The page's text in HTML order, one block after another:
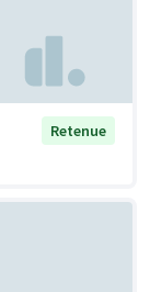
Retenue